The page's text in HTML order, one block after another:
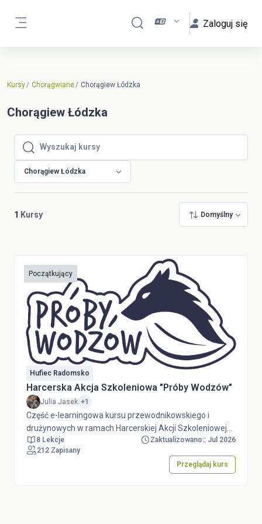
Przełącznik wyszukiwarki
Zaloguj się
Kursy Chorągwiane Chorągiew Łódzka
Chorągiew Łódzka
Wyszukaj kursy
Wyszukaj kursy
Chorągiew Łódzka
1 Kursy Domyślny
Początkujący
Hufiec Radomsko
Harcerska Akcja Szkoleniowa "Próby Wodzów"
Julia Jasek +1
Część e-learningowa kursu przewodnikowskiego i
drużynowych w ramach Harcerskiej Akcji Szkoleniowej
"Próby Wodzów" 2026.
8 Lekcje
Zaktualizowano:: Jul 2026
212 Zapisany
Przeglądaj kurs